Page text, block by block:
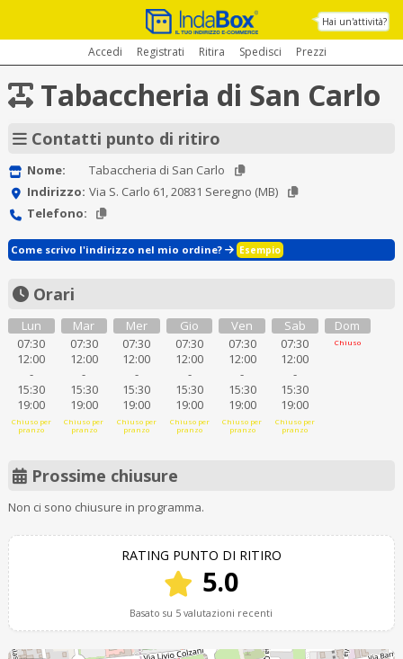
Hai un'attività?
Accedi Registrati Ritira Spedisci Prezzi
Tabaccheria di San Carlo
Contatti punto di ritiro
Nome:
Tabaccheria di San Carlo
Indirizzo: Via S. Carlo 61, 20831 Seregno (MB)
Telefono:
Come scrivo l'indirizzo nel mio ordine? Esempio
Orari
Lun
07:30
12:00
-
15:30
19:00
Chiuso per
pranzo
Mar
07:30
12:00
-
15:30
19:00
Chiuso per
pranzo
Mer
07:30
12:00
-
15:30
19:00
Chiuso per
pranzo
Gio
07:30
12:00
-
15:30
19:00
Chiuso per
pranzo
Ven
07:30
12:00
-
15:30
19:00
Chiuso per
pranzo
Sab
07:30
12:00
-
15:30
19:00
Chiuso per
pranzo
Dom
Chiuso
Prossime chiusure
Non ci sono chiusure in programma.
RATING PUNTO DI RITIRO
5.0
Basato su 5 valutazioni recenti